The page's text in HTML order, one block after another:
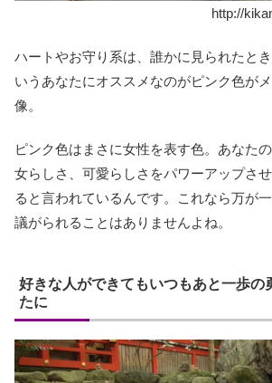
http://
ハートやお守り系は、誰かに見られたと
いうあなたにオススメなのがピンク色が
像。
ピンク色はまさに女性を表す色。あなた
女らしさ、可愛らしさをパワーアップさ
ると言われているんです。これなら万が
議がられることはありませんよね。
好きな人ができてもいつもあと一歩の
たに